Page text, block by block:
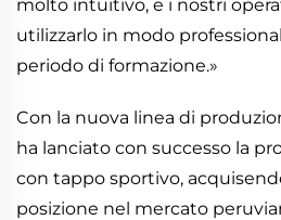
molto intuitivo, e i nostri
utilizzarlo in modo
periodo di formazione.»
Con la nuova linea di
ha lanciato con successo la
con tappo sportivo,
posizione nel mercato